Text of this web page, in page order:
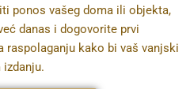
ponos vašeg doma ili objekta,
danas i dogovorite prvi
kako bi vaš vanjski